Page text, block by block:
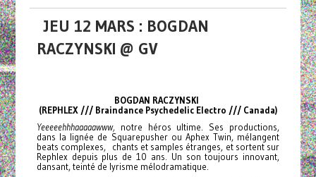
JEU 12 MARS : BOGDAN
RACZYNSKI @ GV
BOGDAN RACZYNSKI
(REPHLEX /// Braindance Psychedelic Electro /// Canada)
Yeeeeehhhaaaaawww, notre héros ultime. Ses productions,
dans la lignée de Squarepusher ou Aphex Twin, mélangent
beats complexes, chants et samples étranges, et sortent sur
Rephlex depuis plus de 10 ans. Un son toujours innovant,
dansant, teinté de lyrisme mélodramatique.